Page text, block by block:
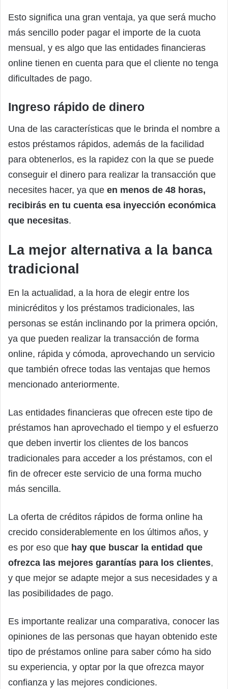
Esto significa una gran ventaja, ya que será mucho
más sencillo poder pagar el importe de la cuota
mensual, y es algo que las entidades financieras
online tienen en cuenta para que el cliente no tenga
dificultades de pago.
Ingreso rápido de dinero
Una de las características que le brinda el nombre a
estos préstamos rápidos, además de la facilidad
para obtenerlos, es la rapidez con la que se puede
conseguir el dinero para realizar la transacción que
necesites hacer, ya que en menos de 48 horas,
recibirás en tu cuenta esa inyección económica
que necesitas.
La mejor alternativa a la banca
tradicional
En la actualidad, a la hora de elegir entre los
minicréditos y los préstamos tradicionales, las
personas se están inclinando por la primera opción,
ya que pueden realizar la transacción de forma
online, rápida y cómoda, aprovechando un servicio
que también ofrece todas las ventajas que hemos
mencionado anteriormente.
Las entidades financieras que ofrecen este tipo de
préstamos han aprovechado el tiempo y el esfuerzo
que deben invertir los clientes de los bancos
tradicionales para acceder a los préstamos, con el
fin de ofrecer este servicio de una forma mucho
más sencilla.
La oferta de créditos rápidos de forma online ha
crecido considerablemente en los últimos años, y
es por eso que hay que buscar la entidad que
ofrezca las mejores garantías para los clientes,
y que mejor se adapte mejor a sus necesidades y a
las posibilidades de pago.
Es importante realizar una comparativa, conocer las
opiniones de las personas que hayan obtenido este
tipo de préstamos online para saber cómo ha sido
su experiencia, y optar por la que ofrezca mayor
confianza y las mejores condiciones.